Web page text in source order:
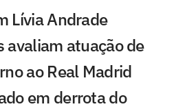
Lívia Andrade
avaliam atuação de
ao Real Madrid
em derrota do